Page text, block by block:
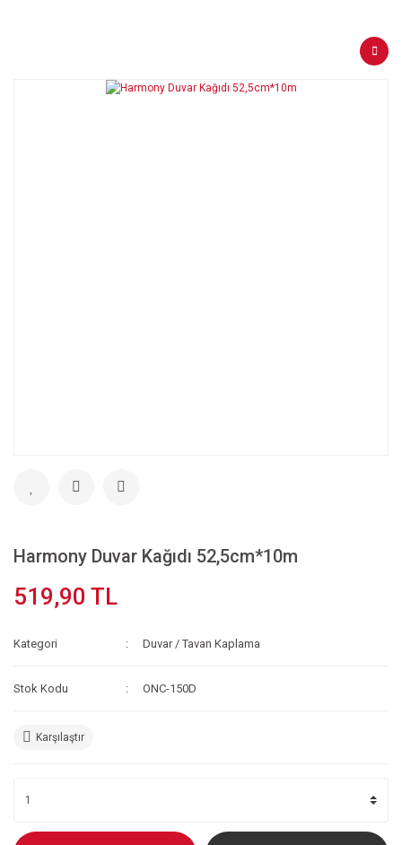
Harmony Duvar Kağıdı 52,5cm*10m
519,90 TL
Kategori Duvar / Tavan Kaplama
Stok Kodu ONC-150D
Karşılaştır